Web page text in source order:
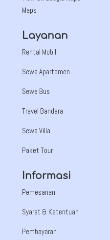
Maps
Layanan
Rental Mobil
Sewa Apartemen
Sewa Bus
Travel Bandara
Sewa Villa
Paket Tour
Informasi
Pemesanan
Syarat & Ketentuan
Pembayaran